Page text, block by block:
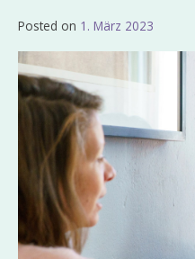
Posted on 1. März 2023